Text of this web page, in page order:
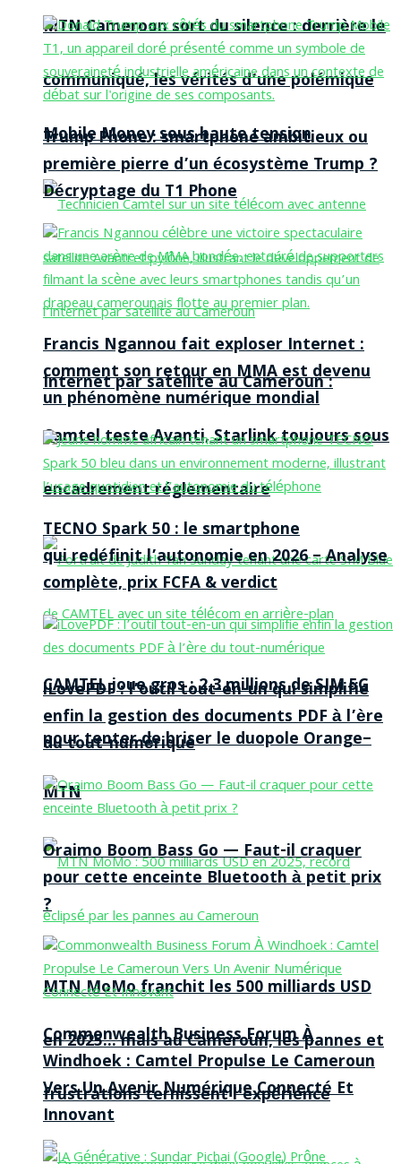
MTN Cameroon sort du silence : derrière le
communiqué, les vérités d’une polémique
Mobile Money sous haute tension
Internet par satellite au Cameroun :
Camtel teste Avanti, Starlink toujours sous
encadrement réglementaire
CAMTEL joue gros : 2,3 millions de SIM 5G
pour tenter de briser le duopole Orange–
MTN
MTN MoMo franchit les 500 milliards USD
en 2025… mais au Cameroun, les pannes et
frustrations ternissent l’expérience
Trump Phone : smartphone ambitieux ou
première pierre d’un écosystème Trump ?
Décryptage du T1 Phone
Francis Ngannou fait exploser Internet :
comment son retour en MMA est devenu
un phénomène numérique mondial
TECNO Spark 50 : le smartphone
qui redéfinit l’autonomie en 2026 – Analyse
complète, prix FCFA & verdict
iLovePDF : l’outil tout-en-un qui simplifie
enfin la gestion des documents PDF à l’ère
du tout-numérique
Oraimo Boom Bass Go — Faut-il craquer
pour cette enceinte Bluetooth à petit prix
?
Commonwealth Business Forum À
Windhoek : Camtel Propulse Le Cameroun
Vers Un Avenir Numérique Connecté Et
Innovant